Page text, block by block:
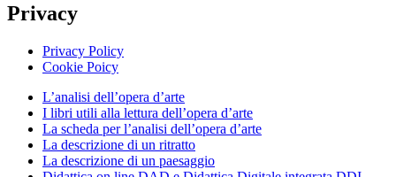
Privacy
Privacy Policy
Cookie Poicy
L’analisi dell’opera d’arte
I libri utili alla lettura dell’opera d’arte
La scheda per l’analisi dell’opera d’arte
La descrizione di un ritratto
La descrizione di un paesaggio